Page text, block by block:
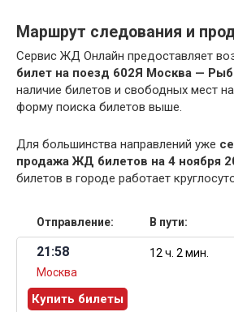
Маршрут следования и
Сервис ЖД Онлайн предоставляет
билет на поезд 602Я Москва —
наличие билетов и свободных мест
форму поиска билетов выше.
Для большинства направлений уже
продажа ЖД билетов на 4 ноября
билетов в городе работает
Отправление: В пути:
21:58
Москва
12 ч. 2 мин.
Купить билеты